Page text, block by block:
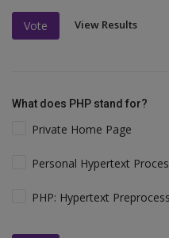
Vote View Results
What does PHP stand for?
Private Home Page
Personal Hypertext
PHP: Hypertext